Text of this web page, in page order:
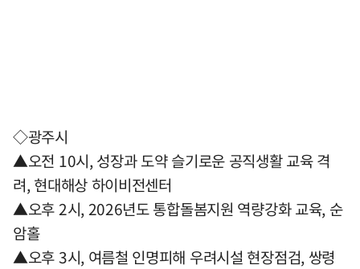
◇광주시
▲오전 10시, 성장과 도약 슬기로운 공직생활 교육 격
려, 현대해상 하이비전센터
▲오후 2시, 2026년도 통합돌봄지원 역량강화 교육, 순
암홀
▲오후 3시, 여름철 인명피해 우려시설 현장점검, 쌍령